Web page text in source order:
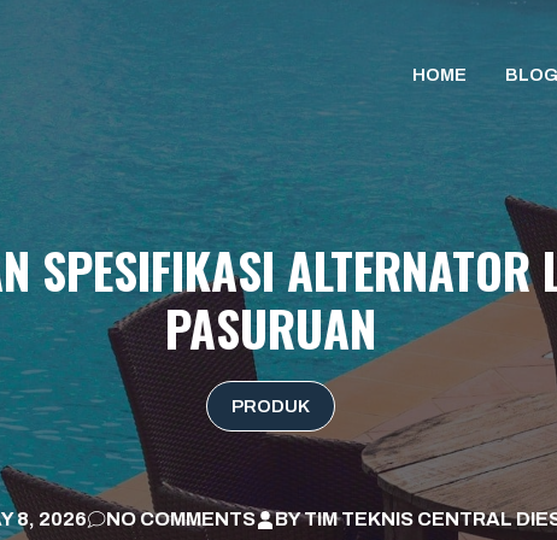
HOME BLOG
SPESIFIKASI ALTERNATOR
PASURUAN
PRODUK
8, 2026 NO COMMENTS BYTIM TEKNIS CENTRAL